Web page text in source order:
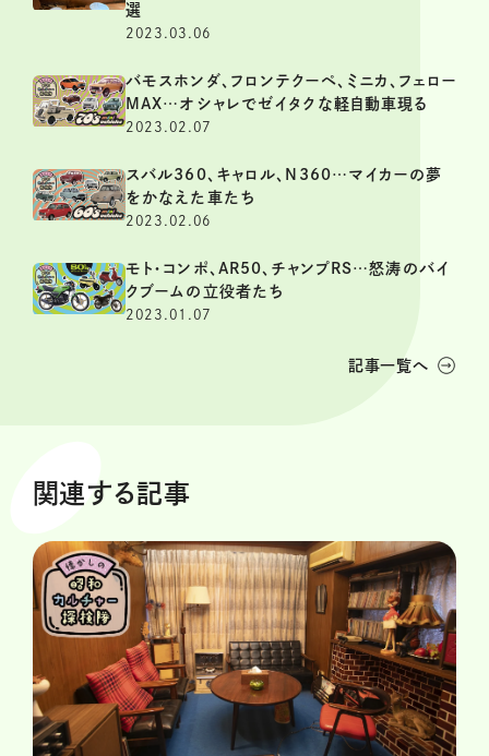
選
2023.03.06
バモスホンダ、フロンテクーペ、ミニカ、フェロー
MAX…オシャレでゼイタクな軽自動車現る
2023.02.07
スバル360、キャロル、N360…マイカーの夢
をかなえた車たち
2023.02.06
モト・コンポ、AR50、チャンプRS…怒涛のバイ
クブームの立役者たち
2023.01.07
記事一覧へ
関連する記事